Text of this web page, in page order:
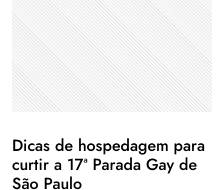
Dicas de hospedagem para
curtir a 17ª Parada Gay de
São Paulo